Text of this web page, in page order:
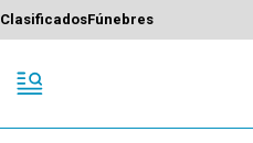
ClasificadosFúnebres